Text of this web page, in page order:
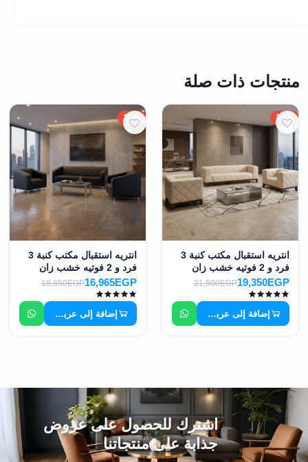
منتجات ذات صلة
10%
انتريه استقبال مكتب كنبة 3
فرد و 2 فوتيه خشب زان
احمر MS-7816
19,350EGP
21,500EGP
إضافة إلى عربة التسوق
10%
انتريه استقبال مكتب كنبة 3
فرد و 2 فوتيه خشب زان
احمر MS-7817
16,965EGP
18,850EGP
إضافة إلى عربة التسوق
اشترك للحصول على عروض
جذابة على منتجاتنا